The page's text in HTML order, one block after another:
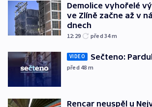
Demolice vyhořelé
ve Zlíně začne až v
dnech
12:29 před 34m
VIDEO Sečteno:
před 48 m
Rencar neuspěl u